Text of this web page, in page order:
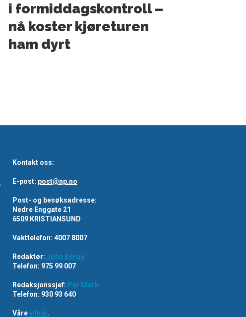
i formiddagskontroll –
nå koster kjøreturen
ham dyrt
Kontakt oss:
E-post: post@np.no
Post- og besøksadresse:
Nedre Enggate 21
6509 KRISTIANSUND
Vakttelefon: 4007 8007
Redaktør: John Berge
Telefon: 975 99 007
Redaksjonssjef: Per Mork
Telefon: 930 93 640
Vårevilkår.